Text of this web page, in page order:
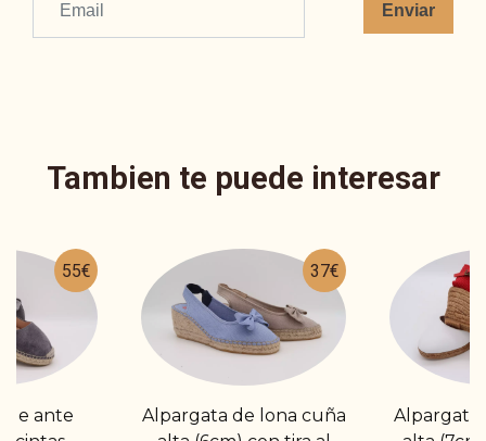
Enviar
Tambien te puede interesar
55€
de ante
37€
Alpargata de lona cuña
Alpargata